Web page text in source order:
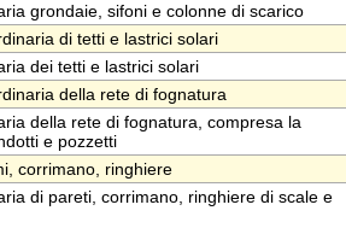
grondaie, sifoni e colonne di scarico
di tetti e lastrici solari
dei tetti e lastrici solari
della rete di fognatura
della rete di fognatura, compresa la
e pozzetti
corrimano, ringhiere
di pareti, corrimano, ringhiere di scale e